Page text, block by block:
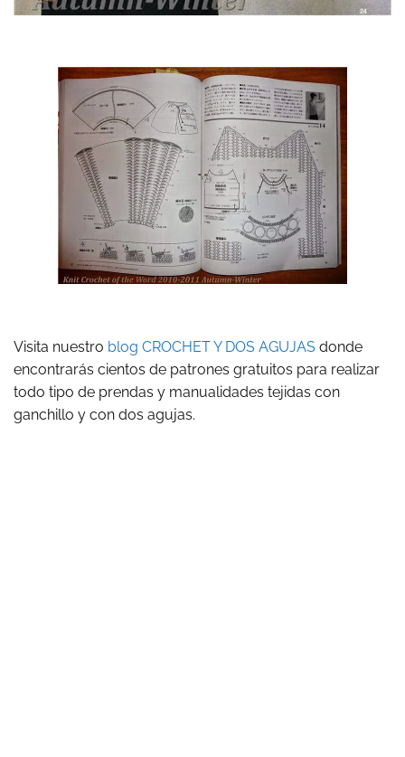
Visita nuestro blog CROCHET Y DOS AGUJAS donde
encontrarás cientos de patrones gratuitos para realizar
todo tipo de prendas y manualidades tejidas con
ganchillo y con dos agujas.